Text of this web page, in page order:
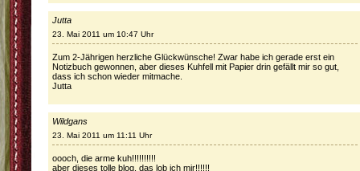
Jutta
23. Mai 2011 um 10:47 Uhr
Zum 2-Jährigen herzliche Glückwünsche! Zwar habe ich gerade erst ein
Notizbuch gewonnen, aber dieses Kuhfell mit Papier drin gefällt mir so gut,
dass ich schon wieder mitmache.
Jutta
Wildgans
23. Mai 2011 um 11:11 Uhr
oooch, die arme kuh!!!!!!!!!!
aber dieses tolle blog, das lob ich mir!!!!!!